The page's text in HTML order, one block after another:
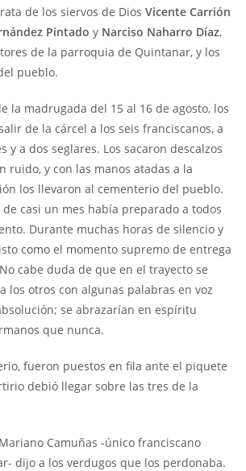
de los siervos de Dios Vicente Carrión
Pintado y Narciso Naharro Díaz,
de la parroquia de Quintanar, y los
pueblo.
la madrugada del 15 al 16 de agosto, los
de la cárcel a los seis franciscanos, a
y a dos seglares. Los sacaron descalzos
ruido, y con las manos atadas a la
los llevaron al cementerio del pueblo.
casi un mes había preparado a todos
Durante muchas horas de silencio y
como el momento supremo de entrega
cabe duda de que en el trayecto se
los otros con algunas palabras en voz
se abrazarían en espíritu
que nunca.
fueron puestos en fila ante el piquete
debió llegar sobre las tres de la
Camuñas -único franciscano
dijo a los verdugos que los perdonaba.